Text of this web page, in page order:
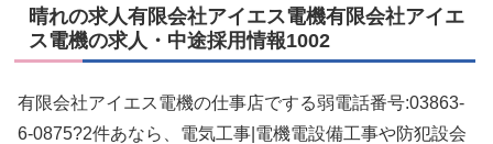
晴れの求人有限会社アイエス電機有限会社アイエ
ス電機の求人・中途採用情報1002
有限会社アイエス電機の仕事店でする弱電話番号:03863-
6-0875?2件あなら、電気工事|電機電設備工事や防犯設会